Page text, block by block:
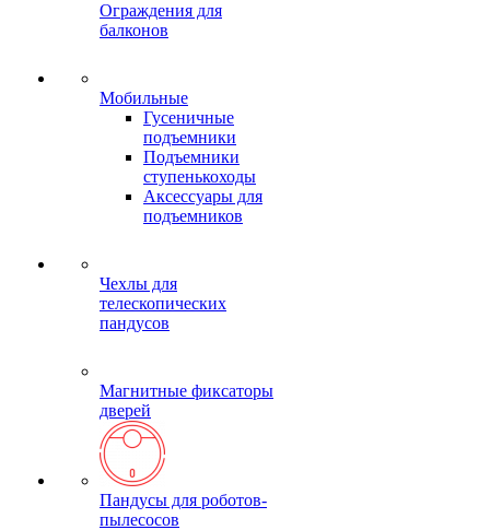
Ограждения для
балконов
Мобильные
Гусеничные
подъемники
Подъемники
ступенькоходы
Аксессуары для
подъемников
Чехлы для
телескопических
пандусов
Магнитные фиксаторы
дверей
Пандусы для роботов-
пылесосов